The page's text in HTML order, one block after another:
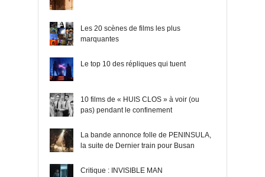
Les 20 scènes de films les plus
marquantes
Le top 10 des répliques qui tuent
10 films de « HUIS CLOS » à voir (ou
pas) pendant le confinement
La bande annonce folle de PENINSULA,
la suite de Dernier train pour Busan
Critique : INVISIBLE MAN